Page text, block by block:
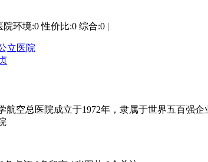
院环境:0性价比:0 综合:0 |
立医院
航空总医院成立于1972年，隶属于世界五百强